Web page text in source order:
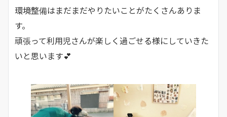
環境整備はまだまだやりたいことがたくさんありま
す。
頑張って利用児さんが楽しく過ごせる様にしていきた
いと思います💕